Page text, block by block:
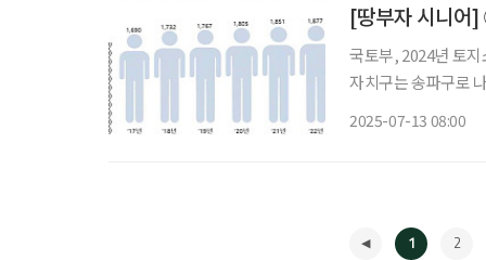
[땅부자 시니어
국토부, 2024년 토지소유현황 통계 발표 서울
자치구는 송파구로 나타났다. 11일 국토교통부에 따르면 서울 자
2025-07-13 08:00
1 2